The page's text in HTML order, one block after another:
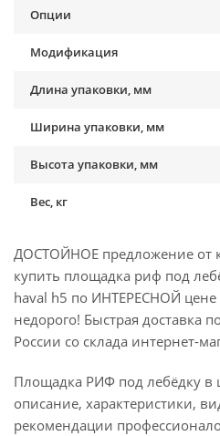
Опции
Модификация
Длина упаковки, мм
Ширина упаковки, мм
Высота упаковки, мм
Вес, кг
ДОСТОЙНОЕ предложение от
купить площадка риф под
haval h5 по ИНТЕРЕСНОЙ цене
недорого! Быстрая доставка
России со склада интернет-
Площадка РИФ под лебёдку в
описание, характеристики,
рекомендации